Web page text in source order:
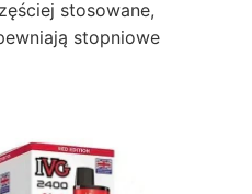
stosowane,
stopniowe